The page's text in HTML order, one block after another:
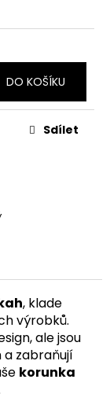
DO KOŠÍKU
Sdílet
, klade
výrobků.
ale jsou
zabraňují
korunka